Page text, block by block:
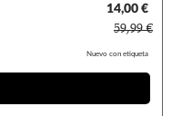
14,00 €
59,99 €
Nuevo con etiqueta